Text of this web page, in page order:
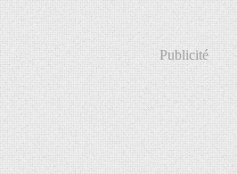
Publicité